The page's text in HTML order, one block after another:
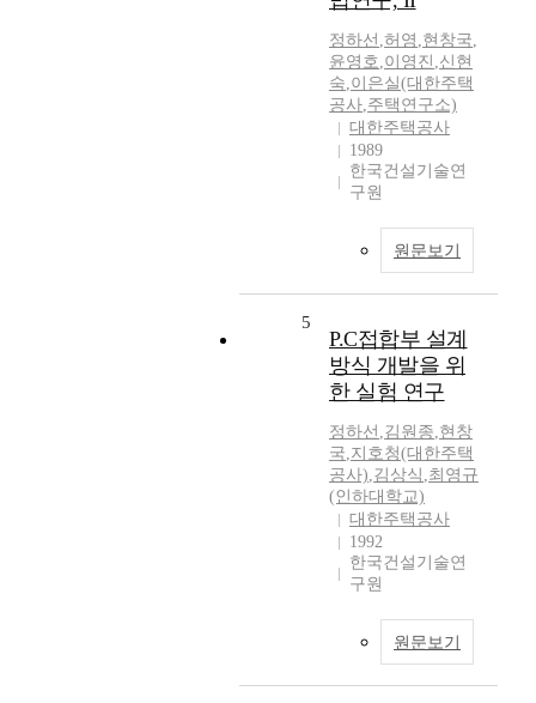
정하선 ,허영 ,현창국,
윤영호,이영진 ,신현
숙,이은실(대한주택
공사,주택연구소)
대한주택공사
1989
한국건설기술연
구원
원문보기
5
P.C접합부 설계
방식 개발을 위
한 실험 연구
정하선 ,김원종,현창
국,지호청(대한주택
공사),김상식 ,최영규
(인하대학교)
대한주택공사
1992
한국건설기술연
구원
원문보기